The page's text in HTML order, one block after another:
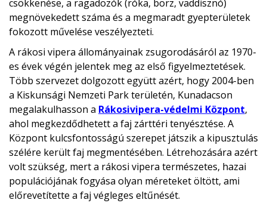
csökkenése, a ragadozók (róka, borz, vaddisznó)
megnövekedett száma és a megmaradt gyepterületek
fokozott művelése veszélyezteti.
A rákosi vipera állományainak zsugorodásáról az 1970-
es évek végén jelentek meg az első figyelmeztetések.
Több szervezet dolgozott együtt azért, hogy 2004-ben
a Kiskunsági Nemzeti Park területén, Kunadacson
megalakulhasson a Rákosivipera-védelmi Központ,
ahol megkezdődhetett a faj zárttéri tenyésztése. A
Központ kulcsfontosságú szerepet játszik a kipusztulás
szélére került faj megmentésében. Létrehozására azért
volt szükség, mert a rákosi vipera természetes, hazai
populációjának fogyása olyan méreteket öltött, ami
előrevetítette a faj végleges eltűnését.